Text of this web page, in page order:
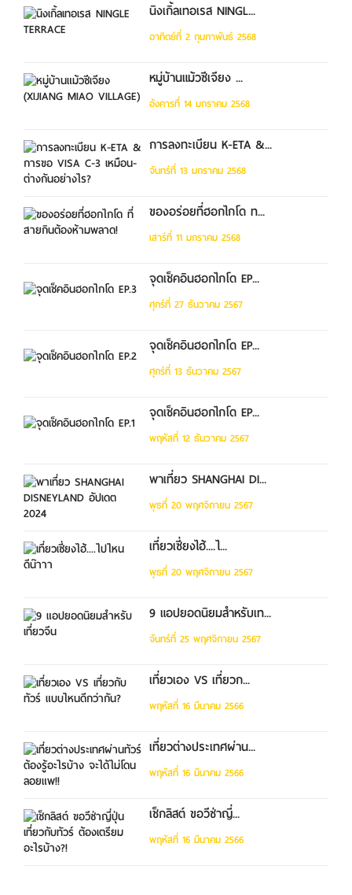
นิงเกิ้ลเทอเรส NINGL...
อาทิตย์ที่ 2 กุมภาพันธ์ 2568
หมู่บ้านแม้วซีเจียง ...
อังคารที่ 14 มกราคม 2568
การลงทะเบียน K-ETA &...
จันทร์ที่ 13 มกราคม 2568
ของอร่อยที่ฮอกไกโด ท...
เสาร์ที่ 11 มกราคม 2568
จุดเช็คอินฮอกไกโด EP...
ศุกร์ที่ 27 ธันวาคม 2567
จุดเช็คอินฮอกไกโด EP...
ศุกร์ที่ 13 ธันวาคม 2567
จุดเช็คอินฮอกไกโด EP...
พฤหัสที่ 12 ธันวาคม 2567
พาเที่ยว SHANGHAI DI...
พุธที่ 20 พฤศจิกายน 2567
เที่ยวเซี่ยงไฮ้....ไ...
พุธที่ 20 พฤศจิกายน 2567
9 แอปยอดนิยมสำหรับเท...
จันทร์ที่ 25 พฤศจิกายน 2567
เที่ยวเอง VS เที่ยวก...
พฤหัสที่ 16 มีนาคม 2566
เที่ยวต่างประเทศผ่าน...
พฤหัสที่ 16 มีนาคม 2566
เช็กลิสต์ ขอวีซ่าญี่...
พฤหัสที่ 16 มีนาคม 2566